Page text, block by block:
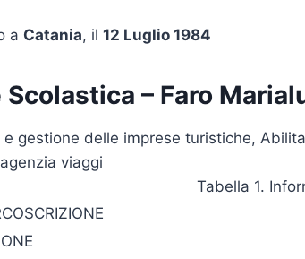
a Catania, il 12 Luglio 1984
– Faro
gestione delle imprese turistiche,
viaggi
Tabella 1.